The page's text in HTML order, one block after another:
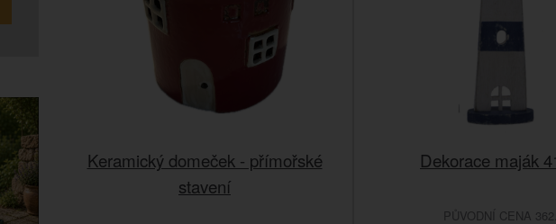
Keramický domeček - přímořské
stavení
Dekorace maják
PŮVODNÍ CENA